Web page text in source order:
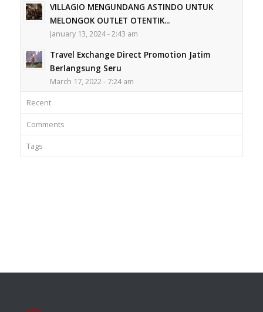
VILLAGIO MENGUNDANG ASTINDO UNTUK
MELONGOK OUTLET OTENTIK...
January 13, 2024 - 2:43 am
Travel Exchange Direct Promotion Jatim
Berlangsung Seru
March 17, 2022 - 7:24 am
Recent
Comments
Tags